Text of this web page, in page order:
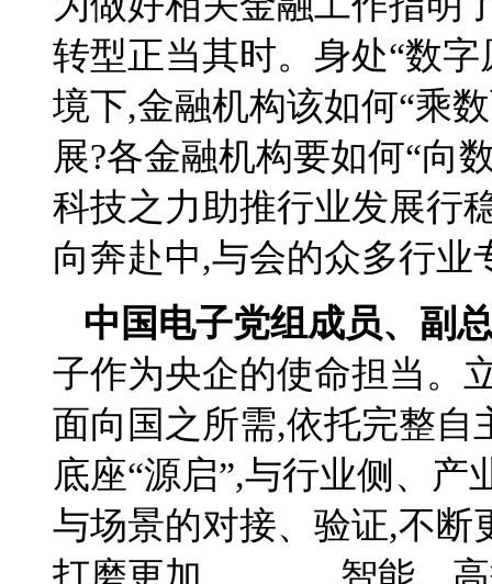
转型正当其时。身处“数
境下,金融机构该如何“乘
展?各金融机构要如何“向
科技之力助推行业发展行
向奔赴中,与会的众多行
中国电子党组成员、副
子作为央企的使命担当。
面向国之所需,依托完整自
底座“源启”,与行业侧、
与场景的对接、验证,不断
打磨更加 智能、高效